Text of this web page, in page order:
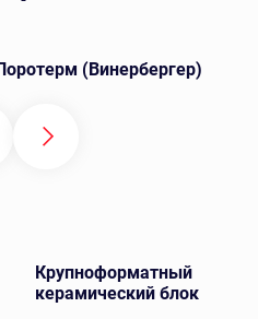
(Винербергер)
Крупноформатный
керамический блок